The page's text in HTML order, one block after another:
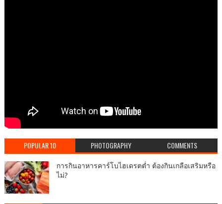
POPULAR 10 PHOTOGRAPHY COMMENTS
การกินอาหารคาร์โบไฮเดรตต่ำ ต้องกินเกลือเสริมหรือ
ไม่?